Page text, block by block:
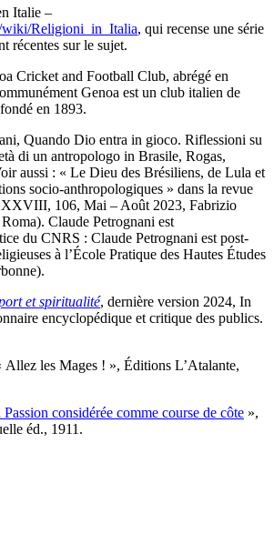
Italie –
Religioni_in_Italia, qui recense une série
récentes sur le sujet.
Cricket and Football Club, abrégé en
Genoa est un club italien de
en 1893.
Quando Dio entra in gioco. Riflessioni su
di un antropologo in Brasile, Rogas,
aussi : « Le Dieu des Brésiliens, de Lula et
socio-anthropologiques » dans la revue
106, Mai – Août 2023, Fabrizio
Claude Petrognani est
du CNRS : Claude Petrognani est post-
à l’École Pratique des Hautes Études
et spiritualité, dernière version 2024, In
encyclopédique et critique des publics.
les Mages ! », Éditions L’Atalante,
Passion considérée comme course de côte »,
éd., 1911.